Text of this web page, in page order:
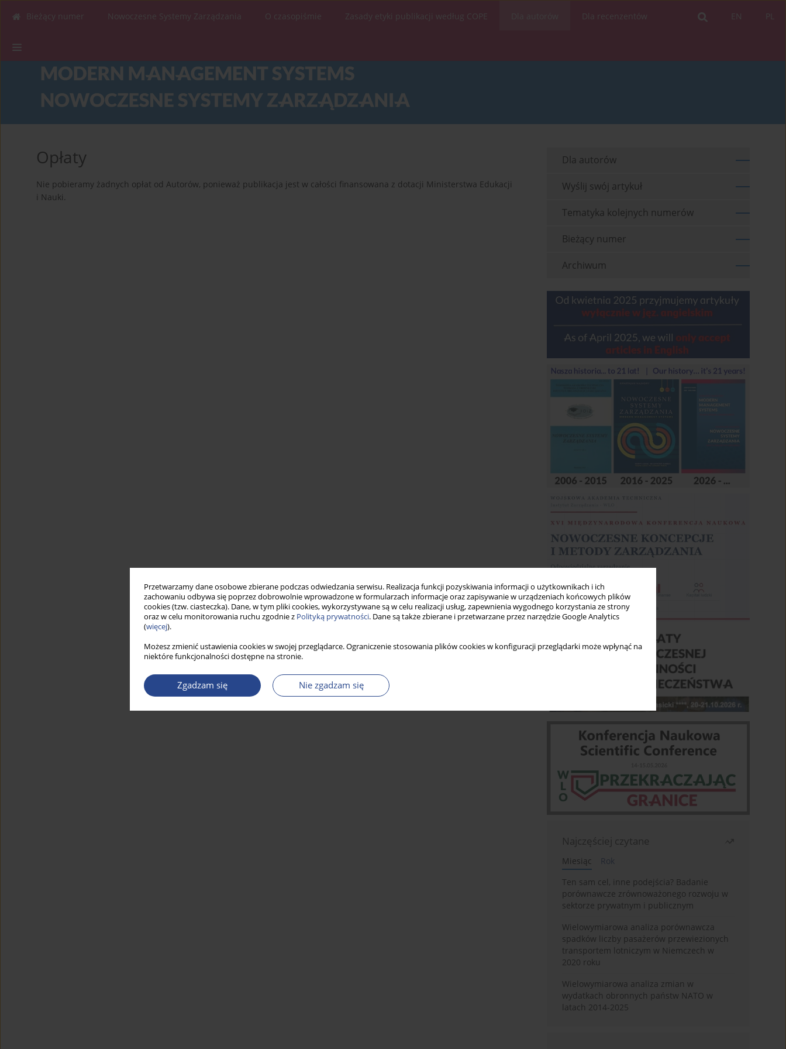
Przetwarzamy dane osobowe zbierane podczas odwiedzania serwisu. Realizacja funkcji pozyskiwania informacji o użytkownikach i ich
zachowaniu odbywa się poprzez dobrowolnie wprowadzone w formularzach informacje oraz zapisywanie w urządzeniach końcowych plików
cookies (tzw. ciasteczka). Dane, w tym pliki cookies, wykorzystywane są w celu realizacji usług, zapewnienia wygodnego korzystania ze strony
oraz w celu monitorowania ruchu zgodnie z Polityką prywatności. Dane są także zbierane i przetwarzane przez narzędzie Google Analytics
(więcej).
Możesz zmienić ustawienia cookies w swojej przeglądarce. Ograniczenie stosowania plików cookies w konfiguracji przeglądarki może wpłynąć na
niektóre funkcjonalności dostępne na stronie.
Zgadzam się Nie zgadzam się
PL
EN
Bieżący numer Nowoczesne Systemy Zarządzania O czasopiśmie Zasady etyki publikacji według COPE Dla recenzentów
Opłaty
Nie pobieramy żadnych opłat od Autorów, ponieważ publikacja jest w całości finansowana z dotacji Ministerstwa Edukacji
i Nauki.
Dla autorów
Wyślij swój artykuł
Tematyka kolejnych numerów
Bieżący numer
Archiwum
Najczęściej czytane
Miesiąc
Rok
Ten sam cel, inne podejścia? Badanie
porównawcze zrównoważonego rozwoju w
sektorze prywatnym i publicznym
Wielowymiarowa analiza porównawcza
spadków liczby pasażerów przewiezionych
transportem lotniczym w Niemczech w
2020 roku
Wielowymiarowa analiza zmian w
wydatkach obronnych państw NATO w
latach 2014-2025